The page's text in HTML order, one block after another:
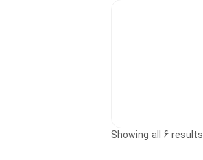
Showing all 6 results